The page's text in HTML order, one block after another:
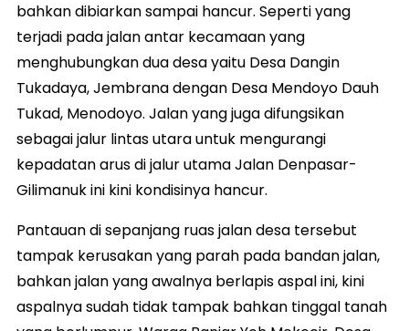
bahkan dibiarkan sampai hancur. Seperti yang
terjadi pada jalan antar kecamaan yang
menghubungkan dua desa yaitu Desa Dangin
Tukadaya, Jembrana dengan Desa Mendoyo Dauh
Tukad, Menodoyo. Jalan yang juga difungsikan
sebagai jalur lintas utara untuk mengurangi
kepadatan arus di jalur utama Jalan Denpasar-
Gilimanuk ini kini kondisinya hancur.
Pantauan di sepanjang ruas jalan desa tersebut
tampak kerusakan yang parah pada bandan jalan,
bahkan jalan yang awalnya berlapis aspal ini, kini
aspalnya sudah tidak tampak bahkan tinggal tanah